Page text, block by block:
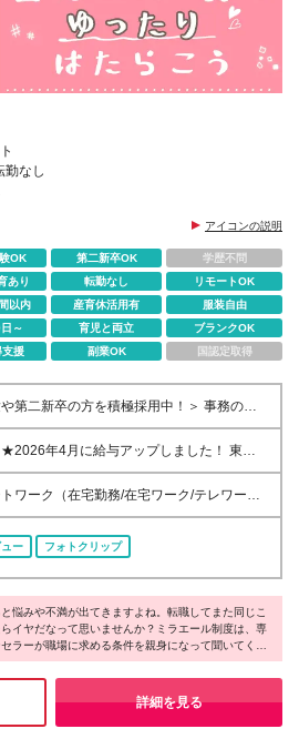
なし
否
度
アイコンの説明
OK 第二新卒OK
学歴不問
あり 転勤なし
リモートOK
以内 産育休活用有
服装自由
～ 育児と両立
ブランクOK
支援 副業OK 国認定取得
第二新卒の方を積極採用中！＞ 事務の経
には不要！未経験から一人前に育てます。
上 ◆初めての転職・第二新卒の方大歓迎 ◆
ト♪ 私たちは、今までのスキルや経験より
たい！」という気持ちを大切にしていま
★2026年4月に給与アップしました！ 東
円～ 神奈川 20万2000円～ 大阪/埼玉 19
～ 千葉 19万6000円～ 愛知 19万2000円～
万2500円～ 滋賀/群馬 18万1500円～ 三
6000円～ 香川 17万5000円～ 北海道 17万
新潟 17万3500円～ 福島 16万9500円～ 山
万8500円～ 熊本 16万5500円～ 長崎 16万
エリア/東京・神奈川・千葉・埼玉・名古
京都・兵庫 ・札幌・仙台・静岡・福岡 試
ワーク（在宅勤務/在宅ワーク/テレワー
東京都内（渋谷、六本木、丸の内、新宿、
袋、品川、秋葉原など）、神奈川、千葉、
道、仙台、福島、新潟、栃木、群馬、つく
富山、静岡、名古屋、金沢、岐阜、三重、
、大阪、神戸、奈良、広島、岡山、香川、
、福岡、熊本、長崎、鹿児島の当社取引先
ンス！ ◆転勤な
ら通える範囲で希望を考慮して決定 ◆キレ
配属先によって異なります 【勤務地エリ
】 東京都……23区内メイン 神奈川県……横
ー フォトクリップ
悩みや不満が出てきますよね。転職してまた同じこ
らイヤだなって思いませんか？ミラエール制度は、専
ラーが職場に求める条件を親身になって聞いてくれ
社してからじゃないとわからないことに悩まされる
りそうですね。女性が長く働くために必要な要素が
だと感じました！
詳細を見る